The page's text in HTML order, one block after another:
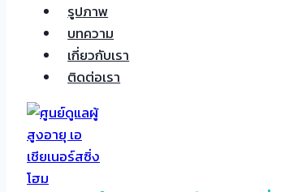
รูปภาพ
บทความ
เกี่ยวกับเรา
ติดต่อเรา